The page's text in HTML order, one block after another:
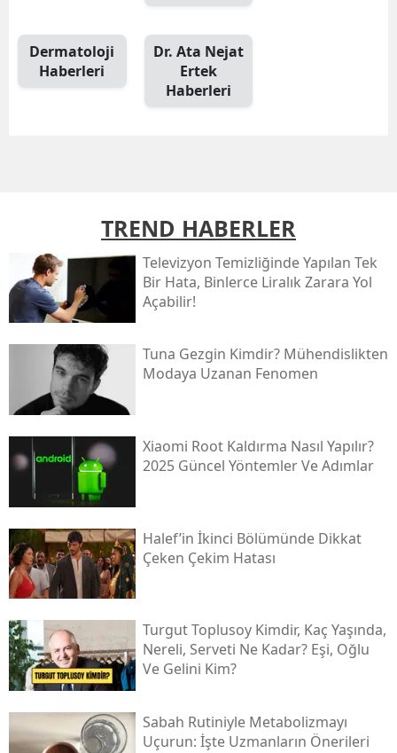
Dermatoloji
Haberleri
Dr. Ata Nejat
Ertek
Haberleri
TREND HABERLER
Televizyon Temizliğinde Yapılan Tek
Bir Hata, Binlerce Liralık Zarara Yol
Açabilir!
Tuna Gezgin Kimdir? Mühendislikten
Modaya Uzanan Fenomen
Xiaomi Root Kaldırma Nasıl Yapılır?
2025 Güncel Yöntemler Ve Adımlar
Halef’in İkinci Bölümünde Dikkat
Çeken Çekim Hatası
Turgut Toplusoy Kimdir, Kaç Yaşında,
Nereli, Serveti Ne Kadar? Eşi, Oğlu
Ve Gelini Kim?
Sabah Rutiniyle Metabolizmayı
Uçurun: İşte Uzmanların Önerileri